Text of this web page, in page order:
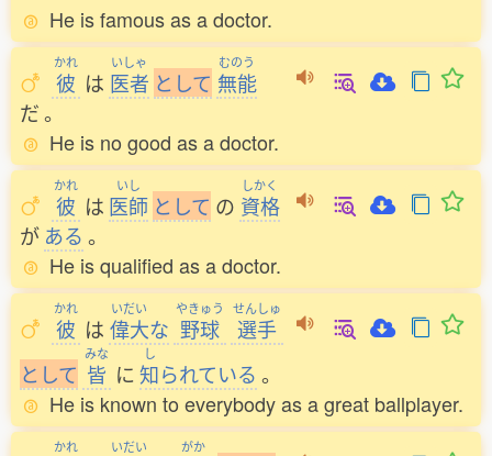
He is famous as a doctor.
かれ
彼 は
いしゃ
医者 と して
むのう
無能
だ。
He is no good as a doctor.
かれ
彼 は
いし
医師 と して の
しかく
資格
が ある 。
He is qualified as a doctor.
かれ
彼 は
いだい
偉大な
やきゅう
野球
せんしゅ
選手
と して
みな
皆 に
し
知られている 。
He is known to everybody as a great ballplayer.
かれ いだい がか